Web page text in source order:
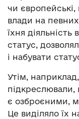
чи європейські,
влади на
їхня діяльність
статус,
і набувати
Утім,
підкреслювали,
є озброєними,
Це виділяло їх